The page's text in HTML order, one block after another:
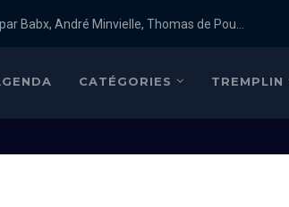
Babx, André Minvielle, Thomas de Pou...
CATÉGORIES TREMPLIN